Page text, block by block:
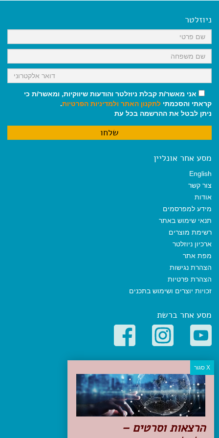
k
p
m
ניוזלטר
אני מאשר/ת קבלת ניוזלטר והודעות שיווקיות, ומאשר/ת כי
קראתי והסכמתי לתקנון האתר ולמדיניות הפרטיות.
ניתן לבטל את ההרשמה בכל עת
מסע אחר אונליין
English
צור קשר
אודות
מידע למפרסמים
תנאי שימוש באתר
רשימת מוצרים
ארכיון ניוזלטר
מפת אתר
הצהרת נגישות
הצהרת פרטיות
זכויות יוצרים ושימוש בתכנים
מסע אחר ברשת
קטגוריות פופולריות
יעדים
טיולים בישראל
מלונות בוטיק בישראל
טיפים והמלצות
הכנות לנסיעה
הרצאות וסרטים –